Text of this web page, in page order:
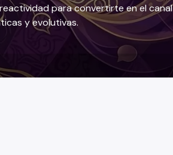
para convertirte en el canal
y evolutivas.